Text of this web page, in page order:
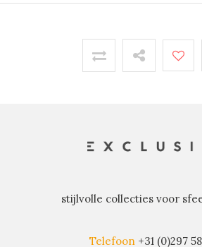
stijlvolle collecties voor
Telefoon +31 (0)297